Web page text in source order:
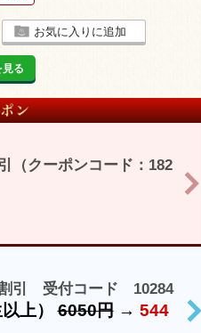
お気に入りに追加
る
（クーポンコード：182
引 受付コード 10284
以上）6050円→ 544
>